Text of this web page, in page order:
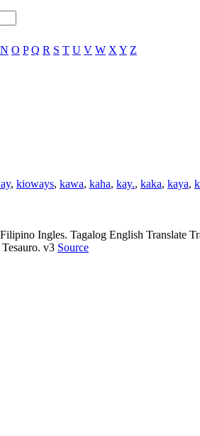
N O P Q R S T U V W X Y Z
, kioways, kawa, kaha, kay., kaka, kaya,
Ingles. Tagalog English Translate
v3 Source